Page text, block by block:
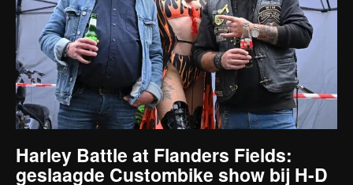
Harley Battle at Flanders Fields:
geslaagde Custombike show bij H-D